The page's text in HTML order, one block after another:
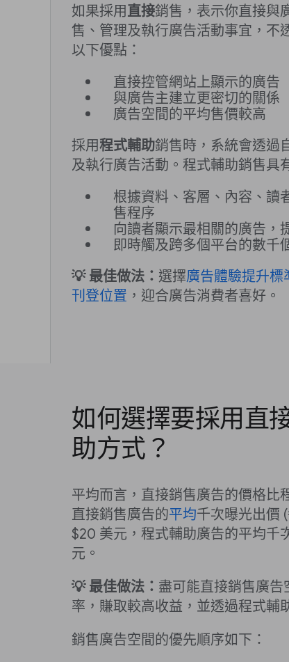
如果採用直接銷售，表示你直接與
售、管理及執行廣告活動事宜，不
以下優點：
直接控管網站上顯示的廣告
與廣告主建立更密切的關係
廣告空間的平均售價較高
採用程式輔助銷售時，系統會透過
及執行廣告活動。程式輔助銷售具
根據資料、客層、內容、讀
售程序
向讀者顯示最相關的廣告，
即時觸及跨多個平台的數千
💡 最佳做法： 選擇廣告體驗提升標
刊登位置 ，迎合廣告消費者喜好。
如何選擇要採用直
助方式？
平均而言，直接銷售廣告的價格比
直接銷售廣告的平均千次曝光出價
$20 美元，程式輔助廣告的平均千
元。
💡 最佳做法： 盡可能直接銷售廣
率，賺取較高收益，並透過程式輔
銷售廣告空間的優先順序如下：